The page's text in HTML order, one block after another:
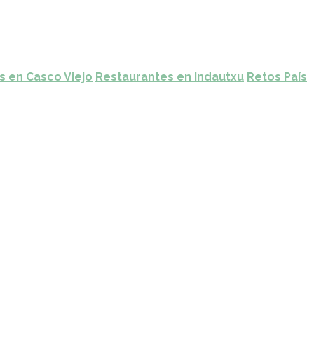
en Casco Viejo Restaurantes en Indautxu Retos País